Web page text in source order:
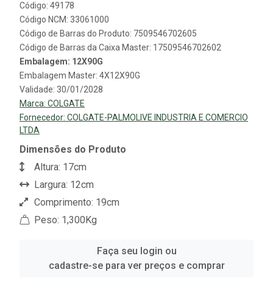
Código: 49178
Código NCM: 33061000
Código de Barras do Produto: 7509546702605
Código de Barras da Caixa Master: 17509546702602
Embalagem: 12X90G
Embalagem Master: 4X12X90G
Validade: 30/01/2028
Marca: COLGATE
Fornecedor: COLGATE-PALMOLIVE INDUSTRIA E COMERCIO
LTDA
Dimensões do Produto
Altura: 17cm
Largura: 12cm
Comprimento: 19cm
Peso: 1,300Kg
Faça seu login ou
cadastre-se para ver preços e comprar